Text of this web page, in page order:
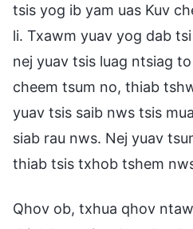
tsis yog ib yam uas Kuv
li. Txawm yuav yog dab
nej yuav tsis luag ntsiag
cheem tsum no, thiab
yuav tsis saib nws tsis
siab rau nws. Nej yuav
thiab tsis txhob tshem
Qhov ob, txhua qhov